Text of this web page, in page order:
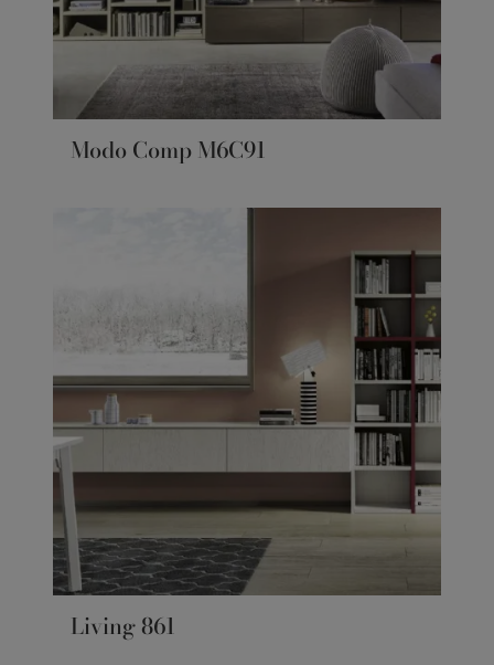
Modo Comp M6C91
Living 861